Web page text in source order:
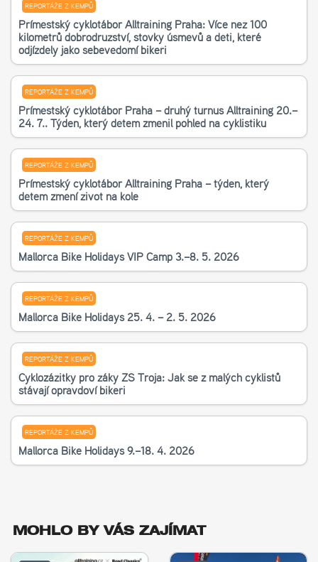
REPORTÁŽE Z KEMPŮ
Příměstský cyklotábor Alltraining Praha: Více než 100
kilometrů dobrodružství, stovky úsměvů a děti, které
odjížděly jako sebevědomí bikeři
REPORTÁŽE Z KEMPŮ
Příměstský cyklotábor Praha – druhý turnus Alltraining 20.–
24. 7.. Týden, který dětem změnil pohled na cyklistiku
REPORTÁŽE Z KEMPŮ
Příměstský cyklotábor Alltraining Praha – týden, který
dětem změní život na kole
REPORTÁŽE Z KEMPŮ
Mallorca Bike Holidays VIP Camp 3.–8. 5. 2026
REPORTÁŽE Z KEMPŮ
Mallorca Bike Holidays 25. 4. – 2. 5. 2026
REPORTÁŽE Z KEMPŮ
Cyklozážitky pro žáky ZŠ Troja: Jak se z malých cyklistů
stávají opravdoví bikeři
REPORTÁŽE Z KEMPŮ
Mallorca Bike Holidays 9.–18. 4. 2026
MOHLO BY VÁS ZAJÍMAT